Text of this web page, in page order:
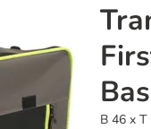
B 46 x